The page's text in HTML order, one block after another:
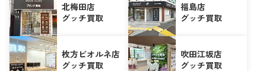
北梅田店
グッチ買取
福島店
グッチ買取
枚方ビオルネ店
グッチ買取
吹田江坂店
グッチ買取